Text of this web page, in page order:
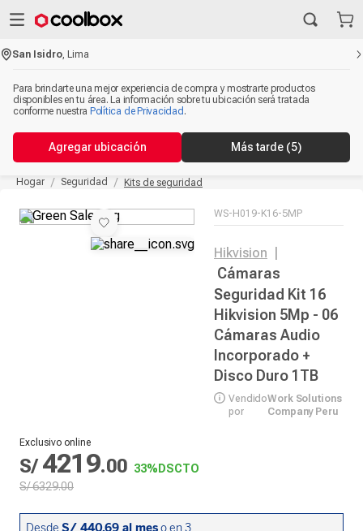
San Isidro ,Lima
Para brindarte una mejor experiencia de compra y mostrarte productos
disponibles en tu área. La información sobre tu ubicación será tratada
conforme nuestra Política de Privacidad .
Agregar ubicación Más tarde (5)
Hogar Seguridad Kits de seguridad
WS-H019-K16-5MP
Hikvision
Cámaras
Seguridad Kit 16
Hikvision 5Mp - 06
Cámaras Audio
Incorporado +
Disco Duro 1TB
Vendido
por
Work Solutions
Company Peru
Exclusivo online
S/ 4219.00 33% DSCTO
S/6329.00